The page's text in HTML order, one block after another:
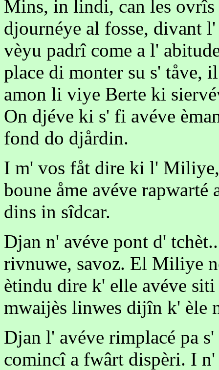
Mins, in lindi, can les ovrîs
djournéye al fosse, divant
vèyu padrî come a l'
place di monter su s' tåve,
amon li viye Berte ki
On djéve ki s' fi avéve
fond do djårdin.
I m' vos fåt dire ki l'
boune åme avéve
dins in sîdcar.
Djan n' avéve pont d'
rivnuwe, savoz. El Miliye
ètindu dire k' elle avéve
mwaijès linwes dijîn k' èle
Djan l' avéve rimplacé pa
comincî a fwârt dispèri. I